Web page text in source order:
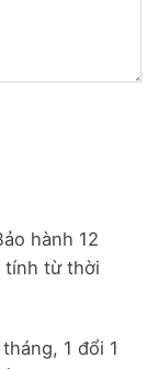
hành 12
tính từ thời
1 đổi 1